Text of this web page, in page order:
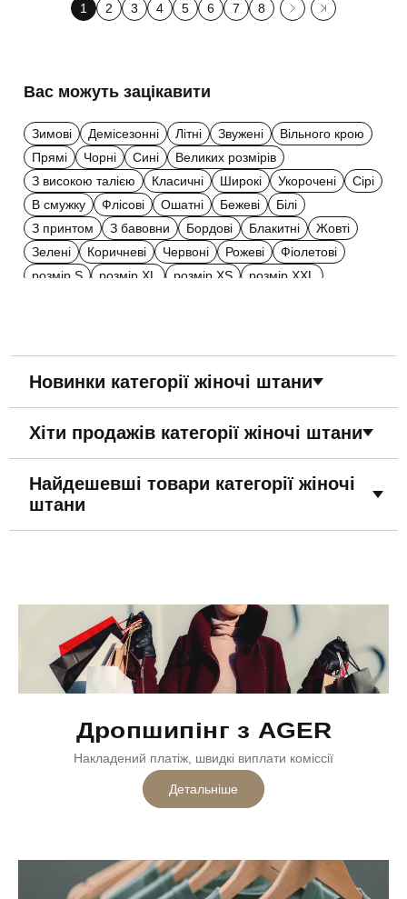
1 2 3 4 5 6 7 8
Вас можуть зацікавити
Зимові Демісезонні Літні Звужені
Вільного крою
Прямі
Чорні Сині
Великих розмірів
З високою талією
Класичні Широкі Укорочені
Сірі
В смужку
Флісові Ошатні Бежеві
Білі
З принтом
З бавовни Бордові Блакитні
Жовті
Зелені
Коричневі Червоні Рожеві
Фіолетові
розмір S
розмір XL розмір XS
розмір XXL
Новинки категорії жіночі штани
Хіти продажів категорії жіночі штани
Найдешевші товари категорії жіночі
штани
Дропшипінг з AGER
Накладений платіж, швидкі виплати коміссії
Детальніше